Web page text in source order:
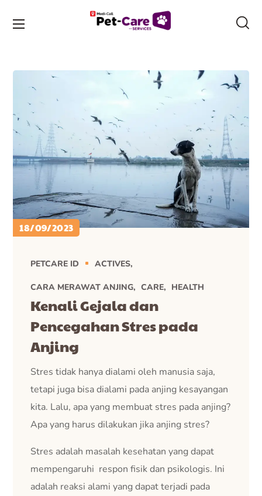
18/09/2023
PETCARE ID ACTIVES
CARA MERAWAT ANJING CARE HEALTH
Kenali Gejala dan
Pencegahan Stres pada
Anjing
Stres tidak hanya dialami oleh manusia saja,
tetapi juga bisa dialami pada anjing kesayangan
kita. Lalu, apa yang membuat stres pada anjing?
Apa yang harus dilakukan jika anjing stres?
Stres adalah masalah kesehatan yang dapat
mempengaruhi respon fisik dan psikologis. Ini
adalah reaksi alami yang dapat terjadi pada